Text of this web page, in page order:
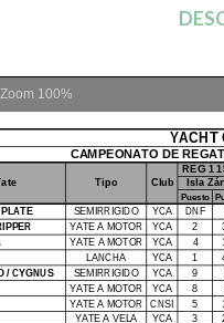
Zoom 100%